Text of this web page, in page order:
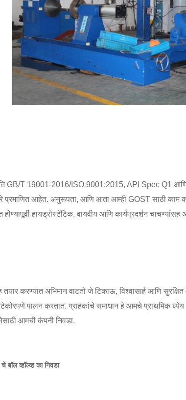
GB/T 19001-2016/ISO 9001:2015, API Spec Q1 आणि
प्रमाणित आहेत. अनुरूपता, आणि आता आम्ही GOST साठी काम
होण्यापूर्वी हायड्रोस्टॅटिक, वायवीय आणि कार्यप्रदर्शन
करण्यात अभिमान वाटतो जे टिकाऊ, विश्वासार्ह आणि
पालन करतात. ग्राहकांचे समाधान हे आमचे प्राथमिक ध्येय
आमची कंपनी निवडा.
बॉल व्हॉल्व्ह का निवडा